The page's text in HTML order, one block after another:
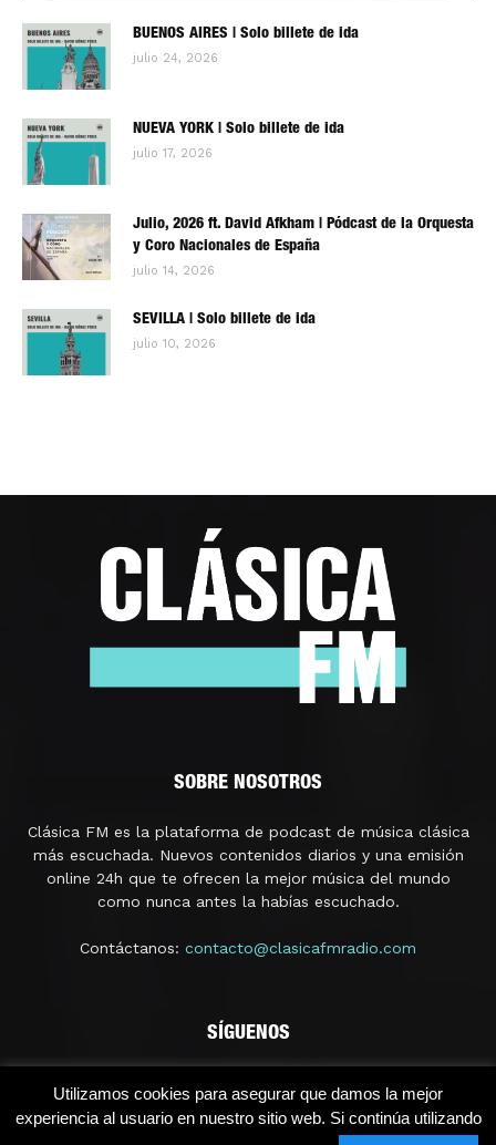
BUENOS AIRES | Solo billete de ida
julio 24, 2026
NUEVA YORK | Solo billete de ida
julio 17, 2026
Julio, 2026 ft. David Afkham | Pódcast de la Orquesta
y Coro Nacionales de España
julio 14, 2026
SEVILLA | Solo billete de ida
julio 10, 2026
SOBRE NOSOTROS
Clásica FM es la plataforma de podcast de música clásica
más escuchada. Nuevos contenidos diarios y una emisión
online 24h que te ofrecen la mejor música del mundo
como nunca antes la habías escuchado.
Contáctanos: contacto@clasicafmradio.com
SÍGUENOS
Utilizamos cookies para asegurar que damos la mejor
experiencia al usuario en nuestro sitio web. Si continúa utilizando